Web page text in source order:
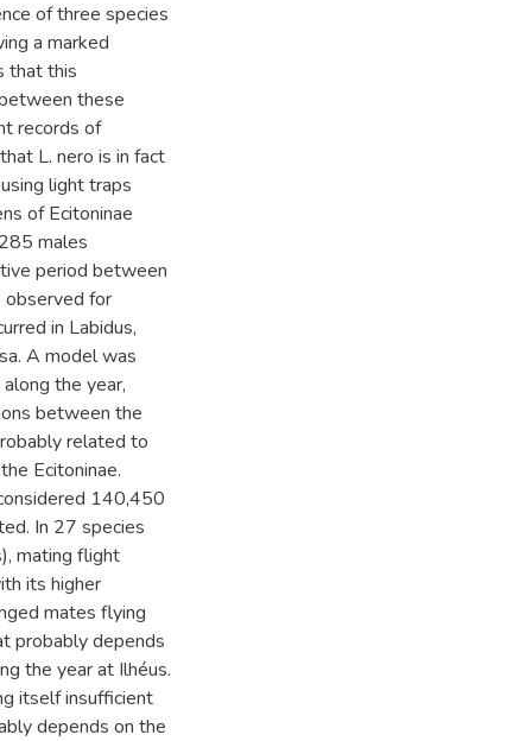
of three species
a marked
that this
these
records of
L. nero is in fact
light traps
of Ecitoninae
males
period between
observed for
in Labidus,
A model was
the year,
between the
related to
Ecitoninae.
140,450
In 27 species
mating flight
its higher
mates flying
probably depends
the year at Ilhéus.
itself insufficient
depends on the